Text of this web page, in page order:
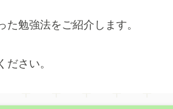
た勉強法をご紹介します。
ださい。